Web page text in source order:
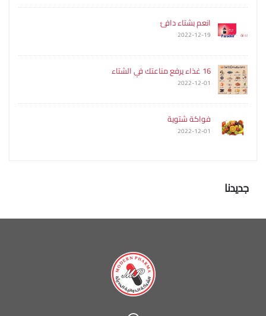
انعم بشتاء دافئ
2022-12-19
16 غذاء يرفع مناعتك في الشتاء
2022-12-01
فواكة شتوية
2022-12-01
جديدنا